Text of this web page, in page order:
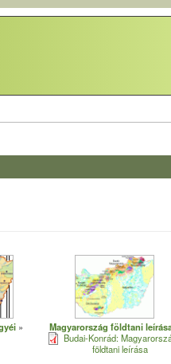
Magyarország földtani
Budai-Konrád:
földtani leírása